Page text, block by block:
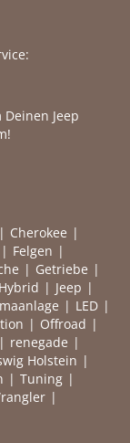
Jeep
Cherokee
Felgen
Getriebe
Hybrid
Jeep
LED
Offroad
renegade
Holstein
Tuning